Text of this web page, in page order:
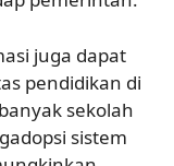
juga dapat
pendidikan di
sekolah
sistem